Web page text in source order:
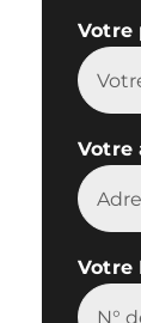
Votre
Votre
Votre